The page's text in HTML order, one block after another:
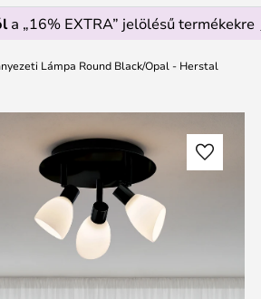
a „16% EXTRA” jelölésű termékekre
Lámpa Round Black/Opal - Herstal